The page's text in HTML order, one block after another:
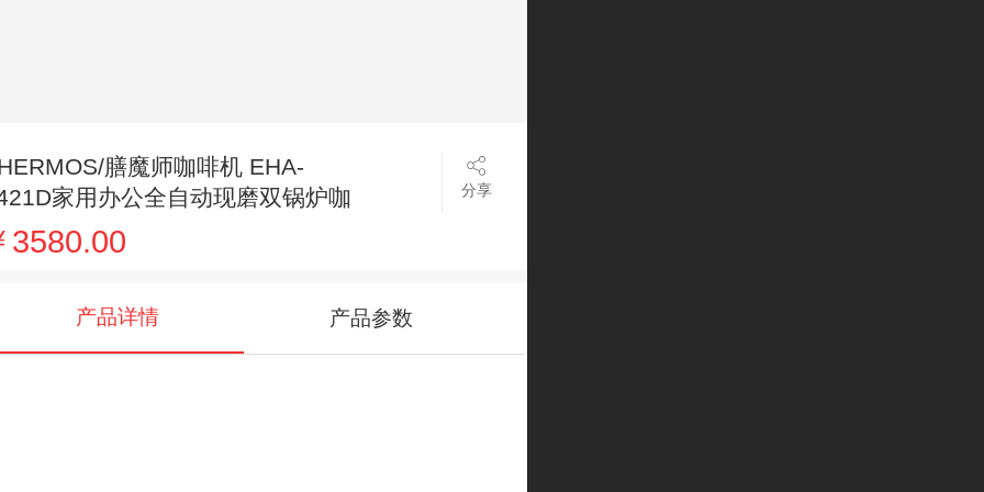
膳魔师咖啡机 EHA-
家用办公全自动现磨双锅炉咖
机
分享
3580.00
产品详情 产品参数